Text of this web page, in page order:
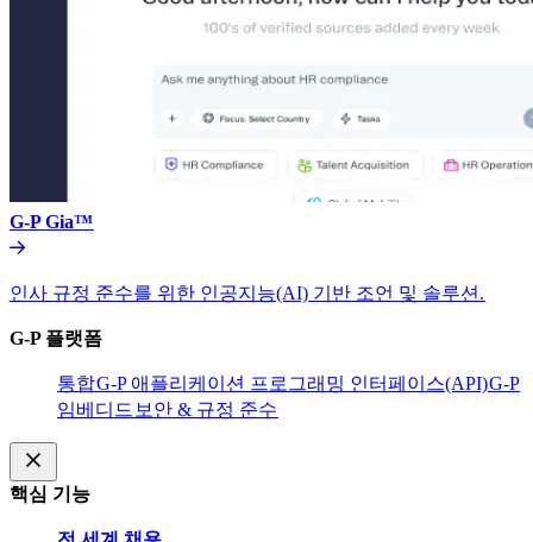
G-P Gia™​​
인사 규정 준수를 위한 인공지능(AI) 기반 조언 및 솔루션.​​
G-P 플랫폼​​
통합​​G-P 애플리케이션 프로그래밍 인터페이스(API)​​G-P
임베디드​​ 보안 & 규정 준수​​
핵심 기능​​